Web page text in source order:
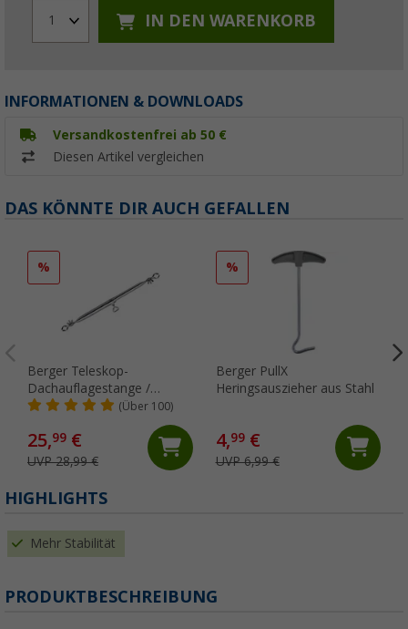
1 IN DEN WARENKORB
INFORMATIONEN & DOWNLOADS
Versandkostenfrei ab 50 €
Diesen Artikel vergleichen
DAS KÖNNTE DIR AUCH GEFALLEN
%
Berger Teleskop-
Dachauflagestange /
Verandastange, Stahl
(Über 100)
25,99 €
UVP 28,99 €
%
Berger PullX
Heringsauszieher aus Stahl
4,99€
UVP 6,99 €
HIGHLIGHTS
Mehr Stabilität
PRODUKTBESCHREIBUNG